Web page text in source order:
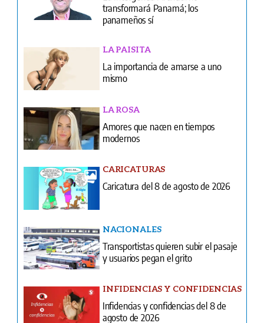
La importancia de amarse a uno
mismo
LA ROSA
Amores que nacen en tiempos
modernos
CARICATURAS
Caricatura del 8 de agosto de 2026
NACIONALES
Transportistas quieren subir el pasaje
INFIDENCIAS Y CONFIDENCIAS
Infidencias y confidencias del 8 de
agosto de 2026